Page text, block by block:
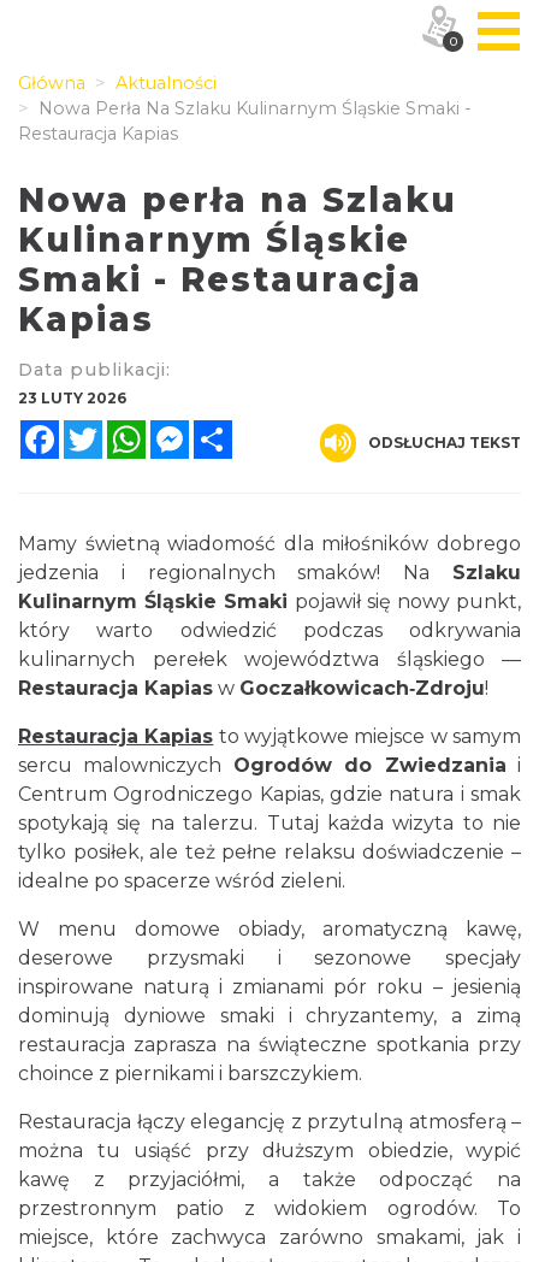
Główna
Aktualności
Nowa Perła Na Szlaku Kulinarnym Śląskie Smaki -
Restauracja Kapias
Nowa perła na Szlaku
Kulinarnym Śląskie
Smaki - Restauracja
Kapias
Data publikacji:
23 LUTY 2026
FacebookTwitterWhatsAppMessenger
ODSŁUCHAJ TEKST
Mamy świetną wiadomość dla miłośników dobrego
jedzenia i regionalnych smaków! Na Szlaku
Kulinarnym Śląskie Smaki pojawił się nowy punkt,
który warto odwiedzić podczas odkrywania
kulinarnych perełek województwa śląskiego —
Restauracja Kapias w Goczałkowicach‑Zdroju!
Restauracja Kapias to wyjątkowe miejsce w samym
sercu malowniczych Ogrodów do Zwiedzania i
Centrum Ogrodniczego Kapias, gdzie natura i smak
spotykają się na talerzu. Tutaj każda wizyta to nie
tylko posiłek, ale też pełne relaksu doświadczenie –
idealne po spacerze wśród zieleni.
W menu domowe obiady, aromatyczną kawę,
deserowe przysmaki i sezonowe specjały
inspirowane naturą i zmianami pór roku – jesienią
dominują dyniowe smaki i chryzantemy, a zimą
restauracja zaprasza na świąteczne spotkania przy
choince z piernikami i barszczykiem.
Restauracja łączy elegancję z przytulną atmosferą –
można tu usiąść przy dłuższym obiedzie, wypić
kawę z przyjaciółmi, a także odpocząć na
przestronnym patio z widokiem ogrodów. To
miejsce, które zachwyca zarówno smakami, jak i
0